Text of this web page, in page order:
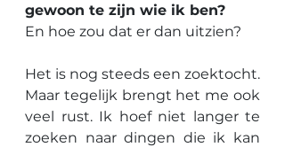
gewoon te zijn wie ik ben?
En hoe zou dat er dan uitzien?
Het is nog steeds een zoektocht.
Maar tegelijk brengt het me ook
veel rust. Ik hoef niet langer te
zoeken naar dingen die ik kan